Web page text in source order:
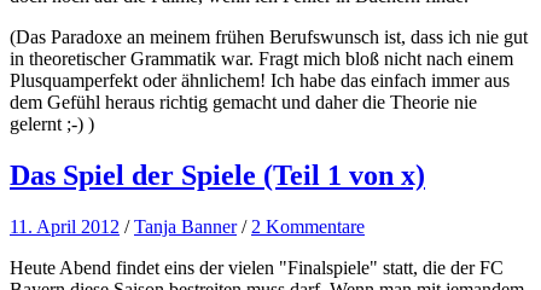
(Das Paradoxe an meinem frühen Berufswunsch ist, dass ich nie gut
in theoretischer Grammatik war. Fragt mich bloß nicht nach einem
Plusquamperfekt oder ähnlichem! Ich habe das einfach immer aus
dem Gefühl heraus richtig gemacht und daher die Theorie nie
gelernt ;-) )
Das Spiel der Spiele (Teil 1 von x)
11. April 2012 /Tanja Banner / 2 Kommentare
Heute Abend findet eins der vielen "Finalspiele" statt, die der FC